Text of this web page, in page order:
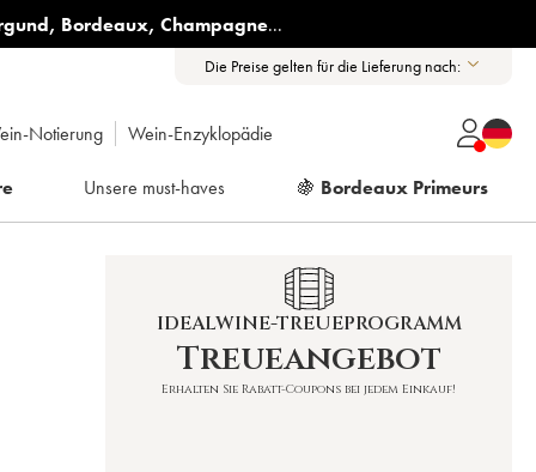
, Bordeaux, Champagne...
Die Preise gelten für die Lieferung nach:
Notierung Wein-Enzyklopädie
Unsere must-haves 🍇 Bordeaux Primeurs
IDEALWINE-TREUEPROGRAMM
Treueangebot
Erhalten Sie Rabatt-Coupons bei jedem Einkauf!